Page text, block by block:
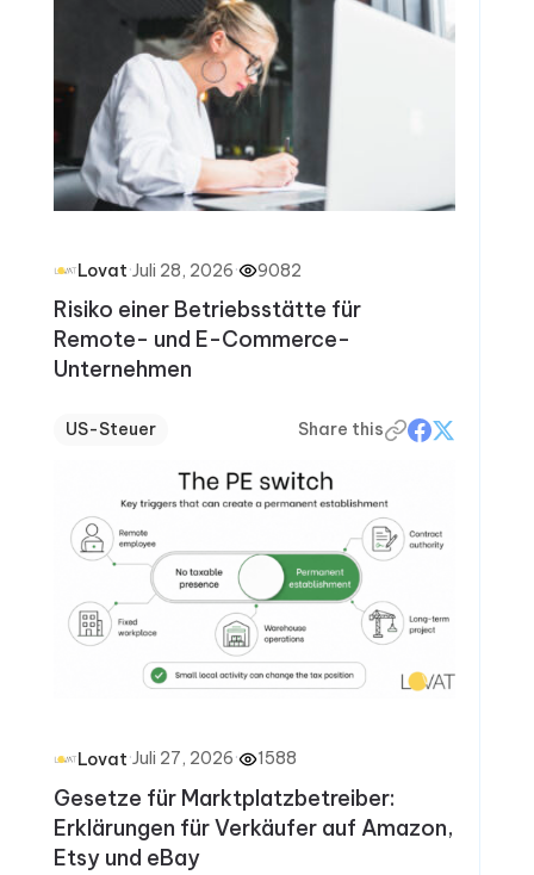
Lovat·Juli 28, 2026· 9082
Risiko einer Betriebsstätte für
Remote- und E-Commerce-
Unternehmen
US-Steuer Share this
Lovat·Juli 27, 2026· 1588
Gesetze für Marktplatzbetreiber:
Erklärungen für Verkäufer auf Amazon,
Etsy und eBay